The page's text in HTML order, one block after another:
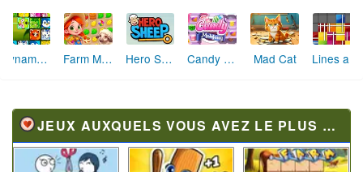
Dynamons Connect Farm Match Seasons 2 Hero Sheep Candy Mahjong 4 Mad Cat
JEUX AUXQUELS VOUS AVEZ LE PLUS JOUÉ